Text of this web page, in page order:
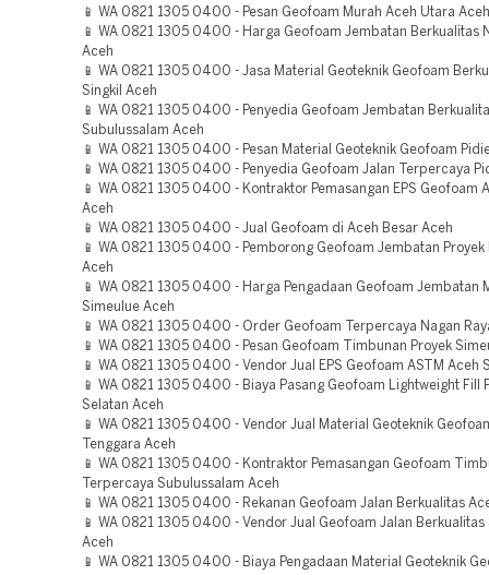
📱 WA 0821 1305 0400 - Pesan Geofoam Murah Aceh Utara Aceh
📱 WA 0821 1305 0400 - Harga Geofoam Jembatan Berkualitas
Aceh
📱 WA 0821 1305 0400 - Jasa Material Geoteknik Geofoam
Singkil Aceh
📱 WA 0821 1305 0400 - Penyedia Geofoam Jembatan
Subulussalam Aceh
📱 WA 0821 1305 0400 - Pesan Material Geoteknik Geofoam
📱 WA 0821 1305 0400 - Penyedia Geofoam Jalan Terpercaya
📱 WA 0821 1305 0400 - Kontraktor Pemasangan EPS Geofoam
Aceh
📱 WA 0821 1305 0400 - Jual Geofoam di Aceh Besar Aceh
📱 WA 0821 1305 0400 - Pemborong Geofoam Jembatan Proyek
Aceh
📱 WA 0821 1305 0400 - Harga Pengadaan Geofoam Jembatan
Simeulue Aceh
📱 WA 0821 1305 0400 - Order Geofoam Terpercaya Nagan
📱 WA 0821 1305 0400 - Pesan Geofoam Timbunan Proyek
📱 WA 0821 1305 0400 - Vendor Jual EPS Geofoam ASTM Aceh
📱 WA 0821 1305 0400 - Biaya Pasang Geofoam Lightweight Fill
Selatan Aceh
📱 WA 0821 1305 0400 - Vendor Jual Material Geoteknik
Tenggara Aceh
📱 WA 0821 1305 0400 - Kontraktor Pemasangan Geofoam
Terpercaya Subulussalam Aceh
📱 WA 0821 1305 0400 - Rekanan Geofoam Jalan Berkualitas
📱 WA 0821 1305 0400 - Vendor Jual Geofoam Jalan Berkualitas
Aceh
📱 WA 0821 1305 0400 - Biaya Pengadaan Material Geoteknik